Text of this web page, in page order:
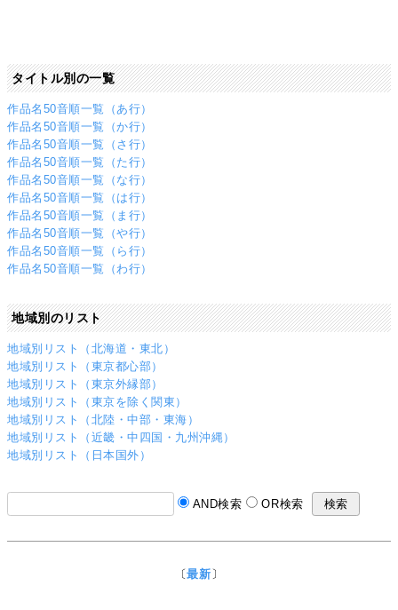
タイトル別の一覧
作品名50音順一覧（あ行）
作品名50音順一覧（か行）
作品名50音順一覧（さ行）
作品名50音順一覧（た行）
作品名50音順一覧（な行）
作品名50音順一覧（は行）
作品名50音順一覧（ま行）
作品名50音順一覧（や行）
作品名50音順一覧（ら行）
作品名50音順一覧（わ行）
地域別のリスト
地域別リスト（北海道・東北）
地域別リスト（東京都心部）
地域別リスト（東京外縁部）
地域別リスト（東京を除く関東）
地域別リスト（北陸・中部・東海）
地域別リスト（近畿・中四国・九州沖縄）
地域別リスト（日本国外）
AND検索 OR検索
〔最新 〕